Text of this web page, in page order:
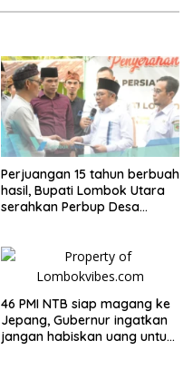
Perjuangan 15 tahun berbuah
hasil, Bupati Lombok Utara
serahkan Perbup Desa
46 PMI NTB siap magang ke
Jepang, Gubernur ingatkan
jangan habiskan uang untuk